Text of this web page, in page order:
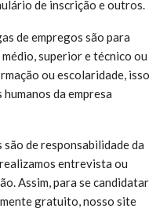
de inscrição e outros.
de empregos são para
superior e técnico ou
ou escolaridade, isso
da empresa
de responsabilidade da
entrevista ou
Assim, para se candidatar
gratuito, nosso site